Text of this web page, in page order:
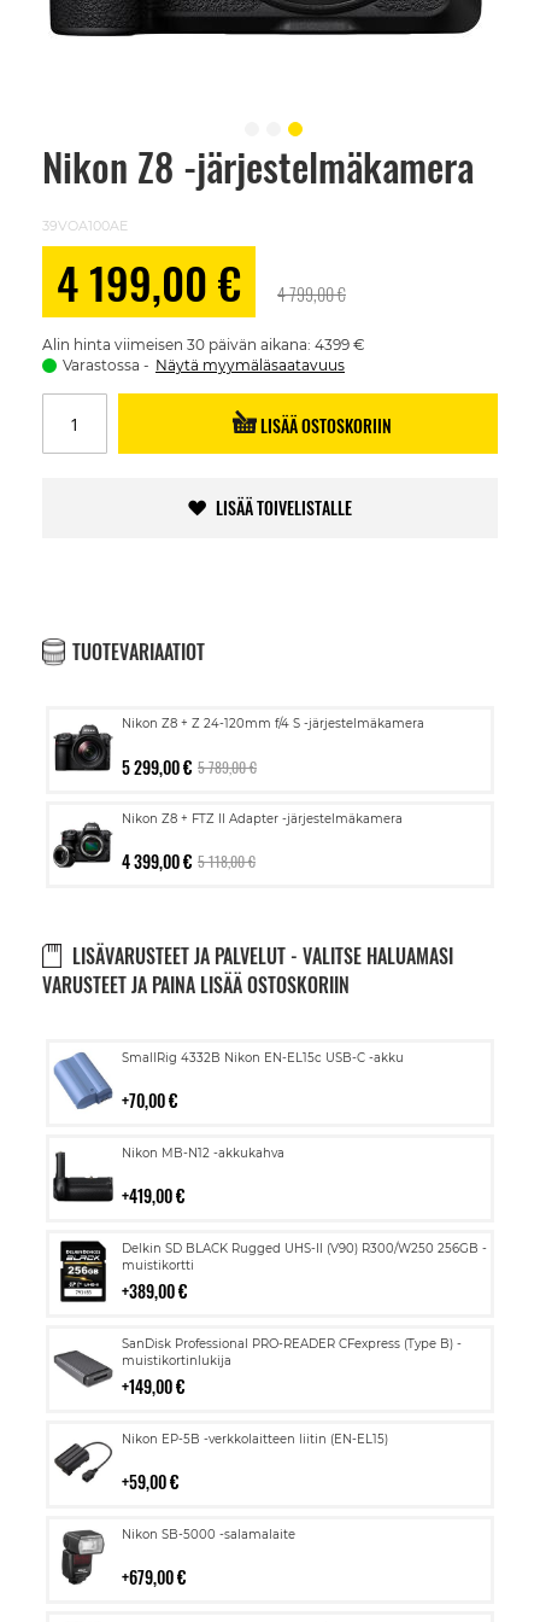
Nikon Z8 -järjestelmäkamera
39VOA100AE
4 199,00 € 4 799,00 €
Alin hinta viimeisen 30 päivän aikana: 4399 €
Varastossa
Näytä myymäläsaatavuus
LISÄÄ OSTOSKORIIN
LISÄÄ TOIVELISTALLE
TUOTEVARIAATIOT
Nikon Z8 + Z 24-120mm f/4 S -järjestelmäkamera
5 299,00 € 5 789,00 €
Nikon Z8 + FTZ II Adapter -järjestelmäkamera
4 399,00 € 5 118,00 €
LISÄVARUSTEET JA PALVELUT - VALITSE HALUAMASI
VARUSTEET JA PAINA LISÄÄ OSTOSKORIIN
SmallRig 4332B Nikon EN-EL15c USB-C -akku
70,00 €
Lisää
Nikon MB-N12 -akkukahva
419,00 €
Lisää
Delkin SD BLACK Rugged UHS-II (V90) R300/W250 256GB -
muistikortti
389,00 €
Lisää
ostoskoriin
SanDisk Professional PRO-READER CFexpress (Type B) -
muistikortinlukija
149,00 €
Lisää
ostoskoriin
Nikon EP-5B -verkkolaitteen liitin (EN-EL15)
59,00 €
Lisää
Nikon SB-5000 -salamalaite
679,00 €
Lisää
Skip
images
gallery